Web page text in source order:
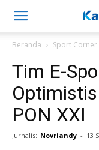
Beranda Sport Corner
Tim E-
PON XXI
Jurnalis: Novriandy - 13